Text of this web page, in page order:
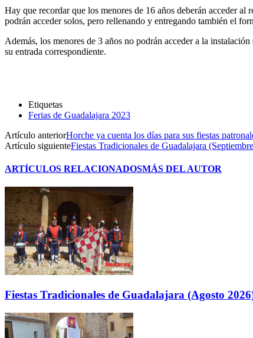
Hay que recordar que los menores de 16 años deberán acceder
podrán acceder solos, pero rellenando y entregando también el
Además, los menores de 3 años no podrán acceder a la
su entrada correspondiente.
Etiquetas
Ferias de Guadalajara 2023
Artículo anteriorHorche ya cuenta los días para sus fiestas
Artículo siguienteFiestas Tradicionales de Guadalajara
ARTÍCULOS RELACIONADOSMÁS DEL AUTOR
Fiestas Tradicionales de Guadalajara (Agosto